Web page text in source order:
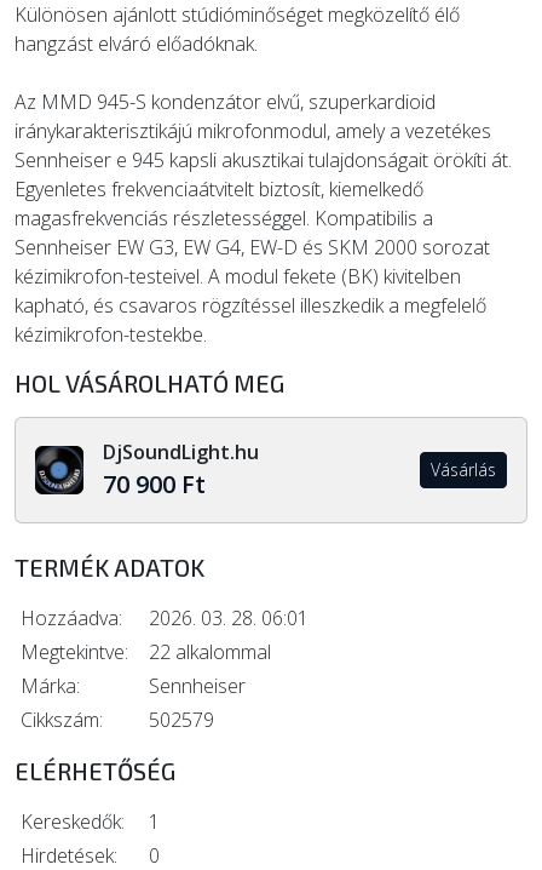
Különösen ajánlott stúdióminőséget megközelítő élő
hangzást elváró előadóknak.
Az MMD 945-S kondenzátor elvű, szuperkardioid
iránykarakterisztikájú mikrofonmodul, amely a vezetékes
Sennheiser e 945 kapsli akusztikai tulajdonságait örökíti át.
Egyenletes frekvenciaátvitelt biztosít, kiemelkedő
magasfrekvenciás részletességgel. Kompatibilis a
Sennheiser EW G3, EW G4, EW-D és SKM 2000 sorozat
kézimikrofon-testeivel. A modul fekete (BK) kivitelben
kapható, és csavaros rögzítéssel illeszkedik a megfelelő
kézimikrofon-testekbe.
HOL VÁSÁROLHATÓ MEG
DjSoundLight.hu
70 900 Ft Vásárlás
TERMÉK ADATOK
Hozzáadva:
2026. 03. 28. 06:01
Megtekintve:
22 alkalommal
Márka:
Sennheiser
Cikkszám:
502579
ELÉRHETŐSÉG
Kereskedők:
1
Hirdetések:
0